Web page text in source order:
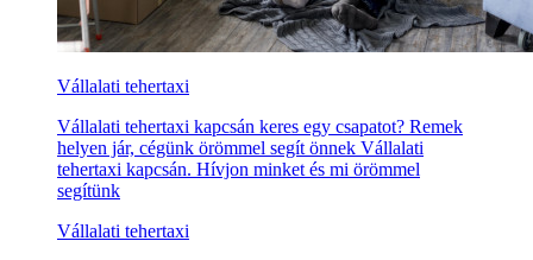
Vállalati tehertaxi
Vállalati tehertaxi kapcsán keres egy csapatot? Remek
helyen jár, cégünk örömmel segít önnek Vállalati
tehertaxi kapcsán. Hívjon minket és mi örömmel
segítünk
Vállalati tehertaxi